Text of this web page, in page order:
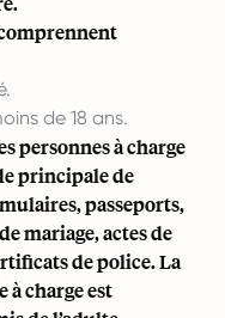
de 18 ans.
personnes à charge
principale de
passeports,
mariage, actes de
de police. La
charge est